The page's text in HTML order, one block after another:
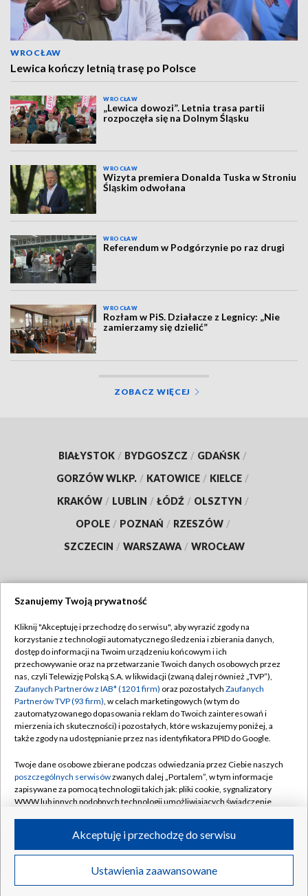
WROCŁAW
Lewica kończy letnią trasę po Polsce
WROCŁAW
„Lewica dowozi”. Letnia trasa partii
rozpoczęła się na Dolnym Śląsku
WROCŁAW
Wizyta premiera Donalda Tuska w Stroniu
Śląskim odwołana
WROCŁAW
Referendum w Podgórzynie po raz drugi
WROCŁAW
Rozłam w PiS. Działacze z Legnicy: „Nie
zamierzamy się dzielić”
ZOBACZ WIĘCEJ
BIAŁYSTOK / BYDGOSZCZ / GDAŃSK /
GORZÓW WLKP. / KATOWICE / KIELCE /
KRAKÓW / LUBLIN / ŁÓDŹ / OLSZTYN /
OPOLE / POZNAŃ / RZESZÓW /
SZCZECIN / WARSZAWA / WROCŁAW
TVP
Abonament TVP
Emisja w TVP
Centrum informacji TVP
Naziemna Telewizja Cyfrowa
Rada Programowa
System NOS
Informacje o nadawcy
Program dla prasy
Ogłoszenie przetargowe
Regulamin TVP
Polityka prywatności
Moje zgody
Pomoc
Kontakt
Kanały
©2026 Telewizja Polska S.A. w likwidacji
Szanujemy Twoją prywatność
Kliknij "Akceptuję i przechodzę do serwisu", aby wyrazić zgody na
korzystanie z technologii automatycznego śledzenia i zbierania danych,
dostęp do informacji na Twoim urządzeniu końcowym i ich
przechowywanie oraz na przetwarzanie Twoich danych osobowych przez
nas, czyli Telewizję Polską S.A. w likwidacji (zwaną dalej również „TVP”),
Zaufanych Partnerów z IAB* (1201 firm) oraz pozostałych Zaufanych
Partnerów TVP (93 firm), w celach marketingowych (w tym do
zautomatyzowanego dopasowania reklam do Twoich zainteresowań i
mierzenia ich skuteczności) i pozostałych, które wskazujemy poniżej, a
także zgody na udostępnianie przez nas identyfikatora PPID do Google.
Twoje dane osobowe zbierane podczas odwiedzania przez Ciebie naszych
poszczególnych serwisówzwanych dalej „Portalem”, w tym informacje
zapisywane za pomocą technologii takich jak: pliki cookie, sygnalizatory
WWW lub innych podobnych technologii umożliwiających świadczenie
ruchu w Internecie.
Twoje dane osobowe zbierane podczas odwiedzania przez Ciebie
poszczególnych serwisówna Portalu, takie jak adresy IP, identyfikatory
Ustawienia zaawansowane
Akceptuję i przechodzę do serwisu